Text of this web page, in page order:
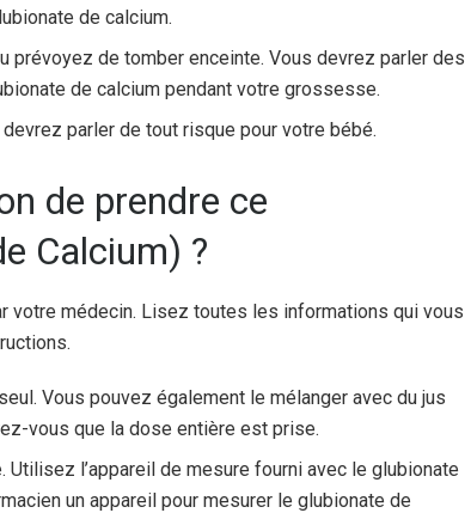
de calcium.
prévoyez de tomber enceinte. Vous devrez parler des
de calcium pendant votre grossesse.
parler de tout risque pour votre bébé.
de prendre ce
Calcium) ?
votre médecin. Lisez toutes les informations qui vous
Vous pouvez également le mélanger avec du jus
vous que la dose entière est prise.
l’appareil de mesure fourni avec le glubionate
un appareil pour mesurer le glubionate de